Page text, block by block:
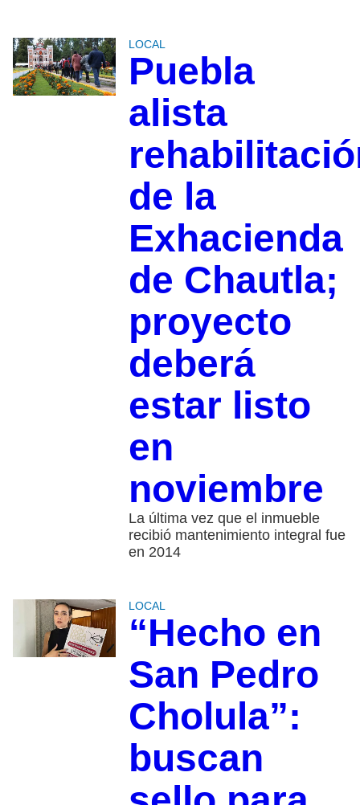
LOCAL
Puebla
alista
de la
Exhacienda
de Chautla;
proyecto
deberá
estar listo
en
noviembre
La última vez que el inmueble
recibió mantenimiento integral fue
en 2014
LOCAL
“Hecho en
San Pedro
Cholula”:
buscan